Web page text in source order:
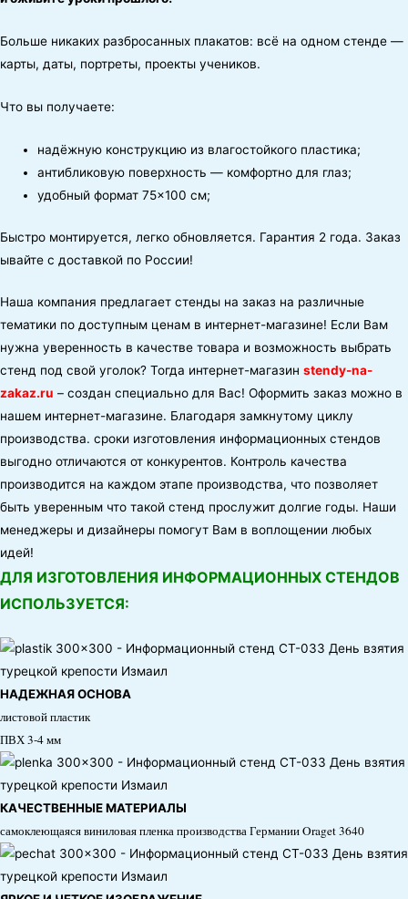
Больше никаких разбросанных плакатов: всё на одном стенде —
карты, даты, портреты, проекты учеников.
Что вы получаете:
надёжную конструкцию из влагостойкого пластика;
антибликовую поверхность — комфортно для глаз;
удобный формат75×100 см;
Быстро монтируется, легко обновляется. Гарантия 2 года. Заказ
ывайте с доставкой по России!
Наша компания предлагает стенды на заказ на различные
тематики по доступным ценам в интернет-магазине! Если Вам
нужна уверенность в качестве товара и возможность выбрать
стенд под свой уголок? Тогда интернет-магазин stendy-na-
zakaz.ru – создан специально для Вас! Оформить заказ можно в
нашем интернет-магазине. Благодаря замкнутому циклу
производства. сроки изготовления информационных стендов
выгодно отличаются от конкурентов. Контроль качества
производится на каждом этапе производства, что позволяет
быть уверенным что такой стенд прослужит долгие годы. Наши
менеджеры и дизайнеры помогут Вам в воплощении любых
идей!
ДЛЯ ИЗГОТОВЛЕНИЯ ИНФОРМАЦИОННЫХ СТЕНДОВ
ИСПОЛЬЗУЕТСЯ:
НАДЕЖНАЯ ОСНОВА
листовой пластик
ПВХ 3-4 мм
КАЧЕСТВЕННЫЕ МАТЕРИАЛЫ
самоклеющаяся виниловая пленка производства Германии Oraget 3640